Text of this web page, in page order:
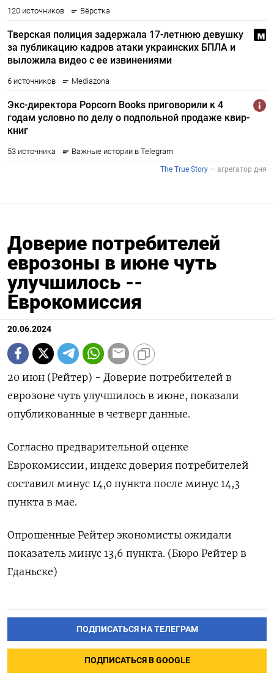
Доверие потребителей
еврозоны в июне чуть
улучшилось --
Еврокомиссия
20.06.2024
20 июн (Рейтер) - Доверие потребителей в
еврозоне чуть улучшилось в июне, показали
опубликованные в четверг данные.
Согласно предварительной оценке
Еврокомиссии, индекс доверия потребителей
составил минус 14,0 пункта после минус 14,3
пункта в мае.
Опрошенные Рейтер экономисты ожидали
показатель минус 13,6 пункта. (Бюро Рейтер в
Гданьске)
ПОДПИСАТЬСЯ НА ТЕЛЕГРАМ
ПОДПИСАТЬСЯ В GOOGLE